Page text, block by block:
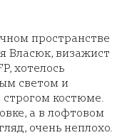
пространстве
Власюк, визажист
хотелось
светом и
костюме.
а в лофтовом
очень неплохо.